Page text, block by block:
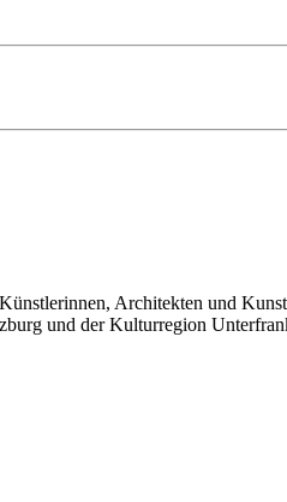
Architekten und
und der Kulturregion